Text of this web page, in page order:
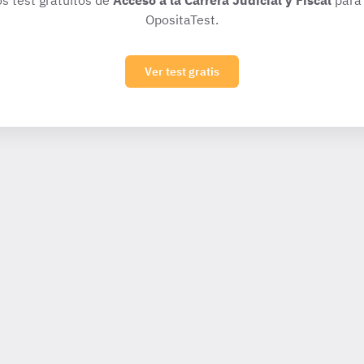
OpositaTest.
Ver test gratis